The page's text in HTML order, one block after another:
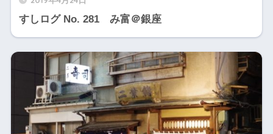
すしログ No. 281 み富＠銀座